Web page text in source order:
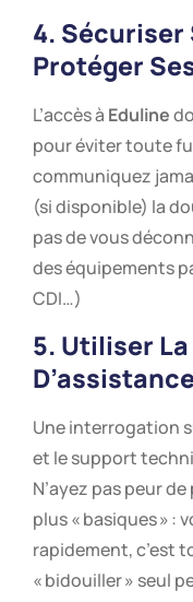
4. Sécuriser
Protéger
L’accès à Eduline
pour éviter toute
communiquez
(si disponible) la
pas de vous
des équipements
CDI…)
5. Utiliser
Une interrogation
et le support
N’ayez pas peur
plus « basiques » :
rapidement, c’est
« bidouiller » seul